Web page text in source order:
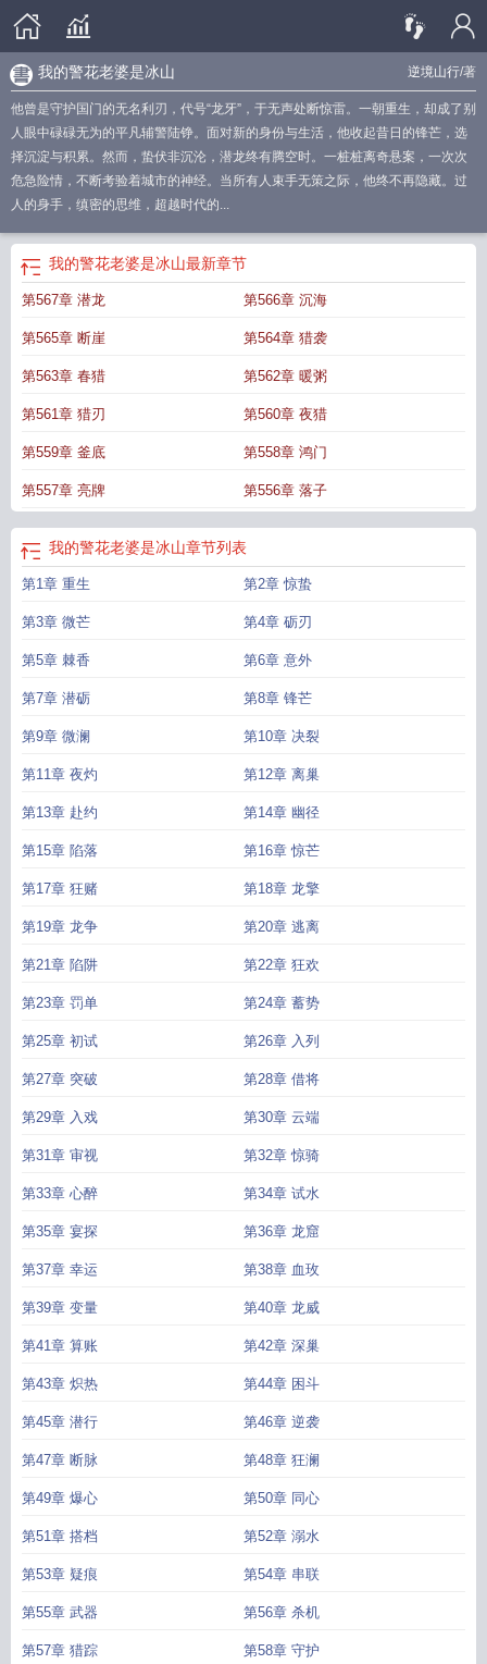
逆境山行/著
我的警花老婆是冰山
他曾是守护国门的无名利刃，代号“龙牙”，于无声处断惊雷。一朝重生，却成了别
人眼中碌碌无为的平凡辅警陆铮。面对新的身份与生活，他收起昔日的锋芒，选
择沉淀与积累。然而，蛰伏非沉沦，潜龙终有腾空时。一桩桩离奇悬案，一次次
危急险情，不断考验着城市的神经。当所有人束手无策之际，他终不再隐藏。过
人的身手，缜密的思维，超越时代的...
我的警花老婆是冰山最新章节
第567章 潜龙 第566章 沉海
第565章 断崖 第564章 猎袭
第563章 春猎 第562章 暖粥
第561章 猎刃 第560章 夜猎
第559章 釜底 第558章 鸿门
第557章 亮牌 第556章 落子
我的警花老婆是冰山章节列表
第1章 重生 第2章 惊蛰
第3章 微芒 第4章 砺刃
第5章 棘香 第6章 意外
第7章 潜砺 第8章 锋芒
第9章 微澜 第10章 决裂
第11章 夜灼 第12章 离巢
第13章 赴约 第14章 幽径
第15章 陷落 第16章 惊芒
第17章 狂赌 第18章 龙擎
第19章 龙争 第20章 逃离
第21章 陷阱 第22章 狂欢
第23章 罚单 第24章 蓄势
第25章 初试 第26章 入列
第27章 突破 第28章 借将
第29章 入戏 第30章 云端
第31章 审视 第32章 惊骑
第33章 心醉 第34章 试水
第35章 宴探 第36章 龙窟
第37章 幸运 第38章 血玫
第39章 变量 第40章 龙威
第41章 算账 第42章 深巢
第43章 炽热 第44章 困斗
第45章 潜行 第46章 逆袭
第47章 断脉 第48章 狂澜
第49章 爆心 第50章 同心
第51章 搭档 第52章 溺水
第53章 疑痕 第54章 串联
第55章 武器 第56章 杀机
第57章 猎踪 第58章 守护